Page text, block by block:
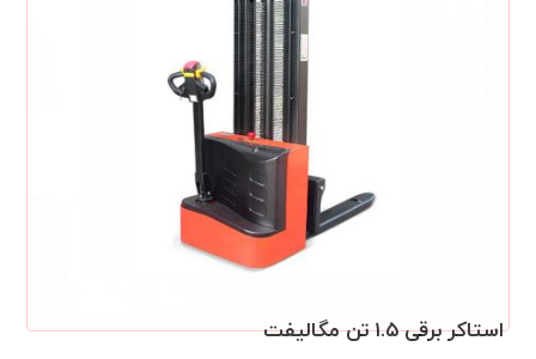
استاکر برقی ۱.۵ تن مگالیفت